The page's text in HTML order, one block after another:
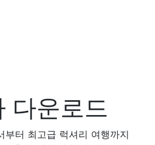
다운로드
부터 최고급 럭셔리 여행까지